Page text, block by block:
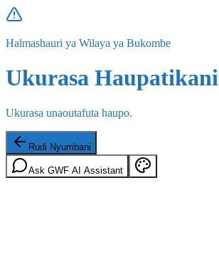
Halmashauri ya Wilaya ya Bukombe
Ukurasa Haupatikani
Ukurasa unaoutafuta haupo.
Rudi Nyumbani
Ask GWF AI Assistant